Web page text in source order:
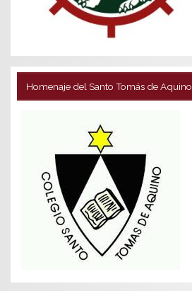
Homenaje del Santo Tomás de Aquino